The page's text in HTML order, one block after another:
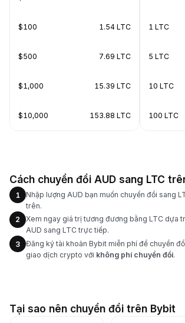
$100 1.54 LTC
$500 7.69 LTC
$1,000 15.39 LTC
$10,000 153.88 LTC
1 LTC
5 LTC
10 LTC
100 LTC
Cách chuyển đổi AUD sang LTC
1
Nhập lượng AUD bạn muốn chuyển đổi sang
trên.
2
Xem ngay giá trị tương đương bằng LTC dựa
AUD sang LTC trực tiếp.
3
Đăng ký tài khoản Bybit miễn phí để chuyển
giao dịch crypto với không phí chuyển đổi.
Tại sao nên chuyển đổi trên Bybit